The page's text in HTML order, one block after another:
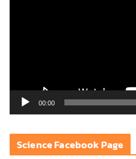
ดี
โ
00:00
Science Facebook Page